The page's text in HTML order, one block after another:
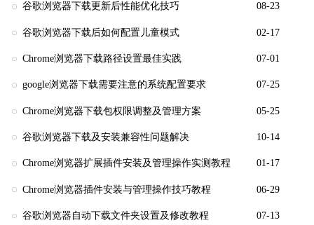
谷歌浏览器下载更新后性能优化技巧 08-23
谷歌浏览器下载后如何配置儿童模式 02-17
Chrome浏览器下载路径设置最佳实践 07-01
google浏览器下载需要注意的系统配置要求 07-25
Chrome浏览器下载包权限调整及管理方案 05-25
谷歌浏览器下载及安装兼容性问题解决 10-14
Chrome浏览器扩展插件安装及管理操作实测教程 01-17
Chrome浏览器插件安装与管理操作技巧教程 06-29
谷歌浏览器自动下载文件夹设置及修改教程 07-13